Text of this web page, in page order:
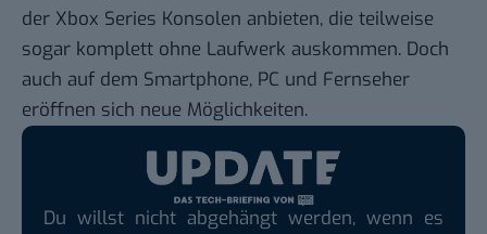
der Xbox Series Konsolen anbieten, die teilweise
sogar komplett ohne Laufwerk auskommen. Doch
auch auf dem Smartphone, PC und Fernseher
eröffnen sich neue Möglichkeiten.
Du willst nicht abgehängt werden, wenn es